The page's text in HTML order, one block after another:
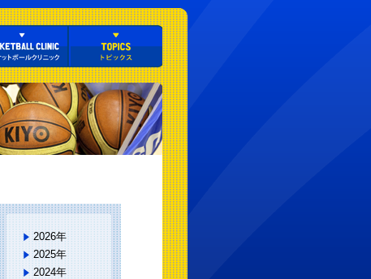
2026年
2025年
2024年